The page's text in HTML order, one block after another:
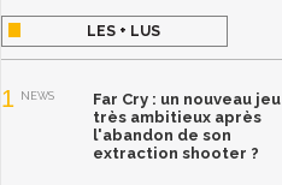
LES + LUS
1 NEWS
Far Cry : un nouveau jeu
très ambitieux après
l'abandon de son
extraction shooter ?